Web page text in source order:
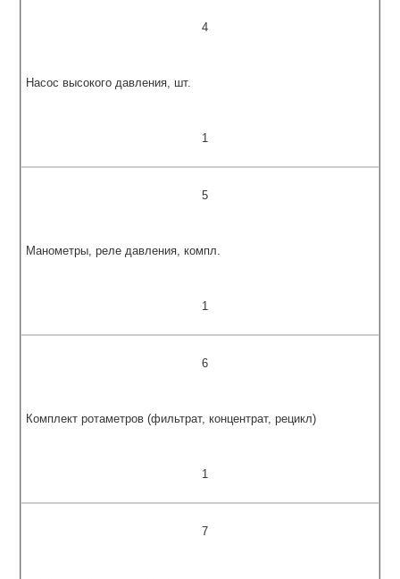
4
Насос высокого давления, шт.
1
5
Манометры, реле давления, компл.
1
6
Комплект ротаметров (фильтрат, концентрат, рецикл)
1
7